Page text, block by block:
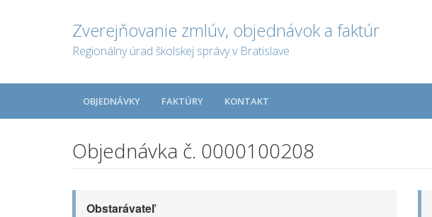
Zverejňovanie zmlúv, objednávok a faktúr
Regionálny úrad školskej správy v Bratislave
OBJEDNÁVKY FAKTÚRY KONTAKT
Objednávka č. 0000100208
Obstarávateľ